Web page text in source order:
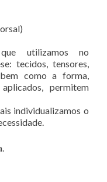
utilizamos no
tecidos, tensores,
como a forma,
permitem
individualizamos o